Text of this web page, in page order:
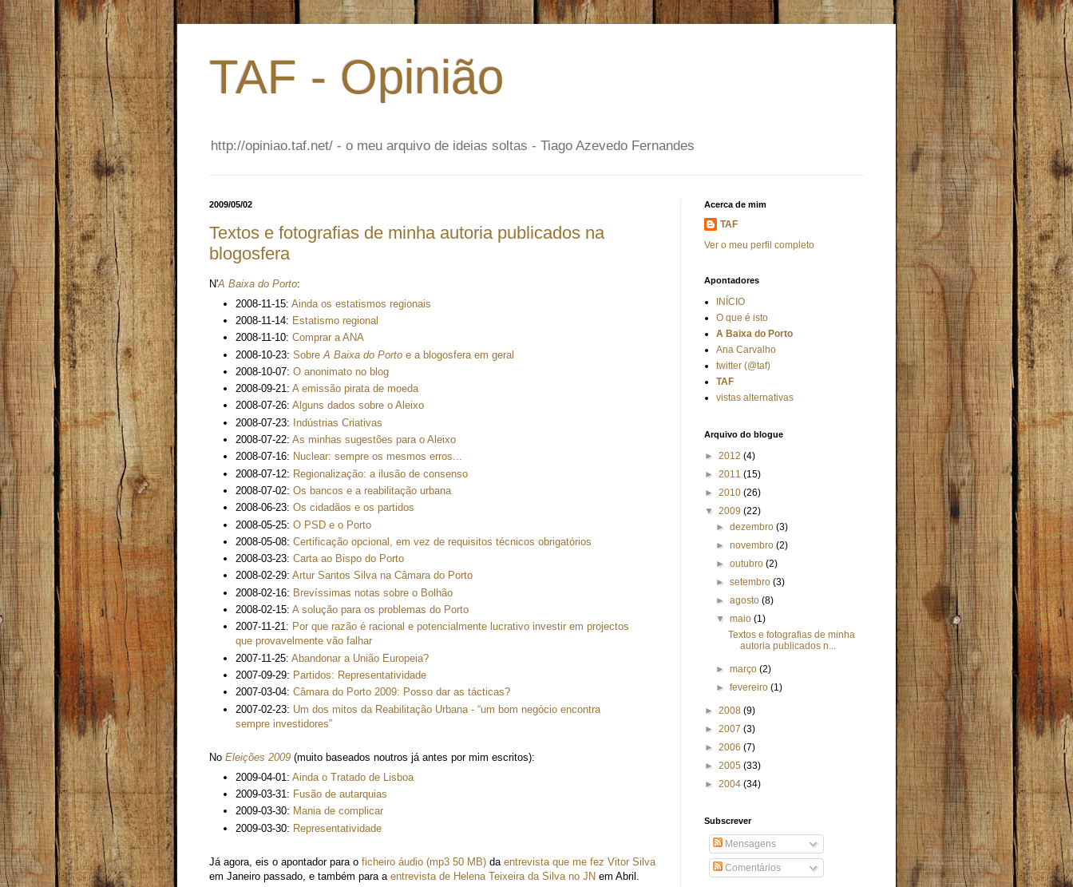
TAF - Opinião
http://opiniao.taf.net/ - o meu arquivo de ideias soltas - Tiago Azevedo Fernandes
2009/05/02
Textos e fotografias de minha autoria publicados na
blogosfera
N'A Baixa do Porto:
2008-11-15: Ainda os estatismos regionais
2008-11-14: Estatismo regional
2008-11-10: Comprar a ANA
2008-10-23: Sobre A Baixa do Porto e a blogosfera em geral
2008-10-07: O anonimato no blog
2008-09-21: A emissão pirata de moeda
2008-07-26: Alguns dados sobre o Aleixo
2008-07-23:
Indústrias Criativas
2008-07-22: As minhas sugestões para o Aleixo
2008-07-16: Nuclear: sempre os mesmos erros...
2008-07-12: Regionalização: a ilusão de consenso
2008-07-02: Os bancos e a reabilitação urbana
2008-06-23: Os cidadãos e os partidos
2008-05-25: O PSD e o Porto
2008-05-08: Certificação opcional, em vez de requisitos técnicos obrigatórios
2008-03-23: Carta ao Bispo do Porto
2008-02-29: Artur Santos Silva na Câmara do Porto
2008-02-16: Brevíssimas notas sobre o Bolhão
2008-02-15: A solução para os problemas do Porto
2007-11-21: Por que razão é racional e potencialmente lucrativo investir em projectos
que provavelmente vão falhar
2007-11-25: Abandonar a União Europeia?
2007-09-29: Partidos: Representatividade
2007-03-04: Câmara do Porto 2009: Posso dar as tácticas?
2007-02-23: Um dos mitos da Reabilitação Urbana - “um bom negócio encontra
sempre investidores”
No Eleições 2009 (muito baseados noutros já antes por mim escritos):
2009-04-01: Ainda o Tratado de Lisboa
2009-03-31: Fusão de autarquias
2009-03-30: Mania de complicar
2009-03-30: Representatividade
Já agora, eis o apontador para o ficheiro áudio (mp3 50 MB) da entrevista que me fez Vitor Silva
em Janeiro passado, e também para a entrevista de Helena Teixeira da Silva no JN em Abril.
Acerca de mim
TAF
Ver o meu perfil completo
Apontadores
INÍCIO
O que é isto
A Baixa do Porto
Ana Carvalho
twitter (@taf)
TAF
vistas alternativas
Arquivo do blogue
► 2012 (4)
► 2011 (15)
► 2010 (26)
▼ 2009 (22)
►dezembro(3)
►novembro(2)
►outubro(2)
►setembro(3)
►agosto(8)
▼maio(1)
Textos e fotografias de minha
autoria publicados n...
►março(2)
►fevereiro(1)
► 2008 (9)
► 2007 (3)
► 2006 (7)
► 2005 (33)
► 2004 (34)
Subscrever
Mensagens
Comentários